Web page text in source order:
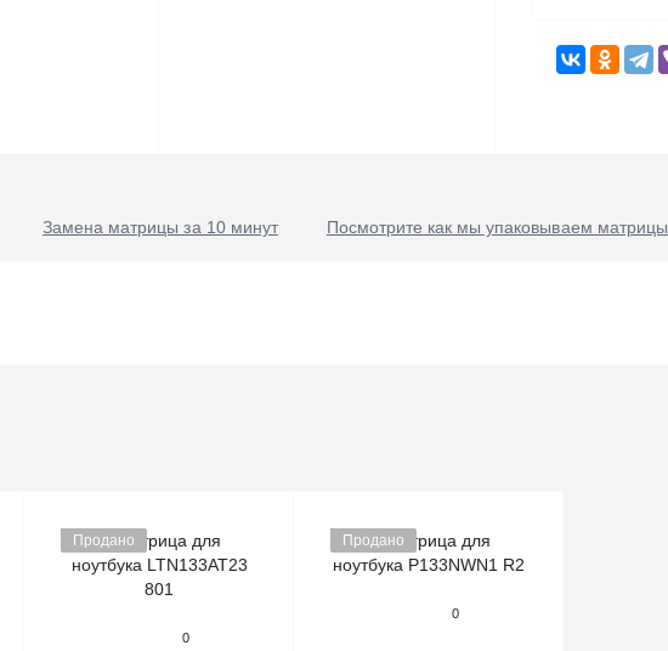
Замена матрицы за 10 минут Посмотрите как мы упаковываем матрицы
Продано
0
Продано
0